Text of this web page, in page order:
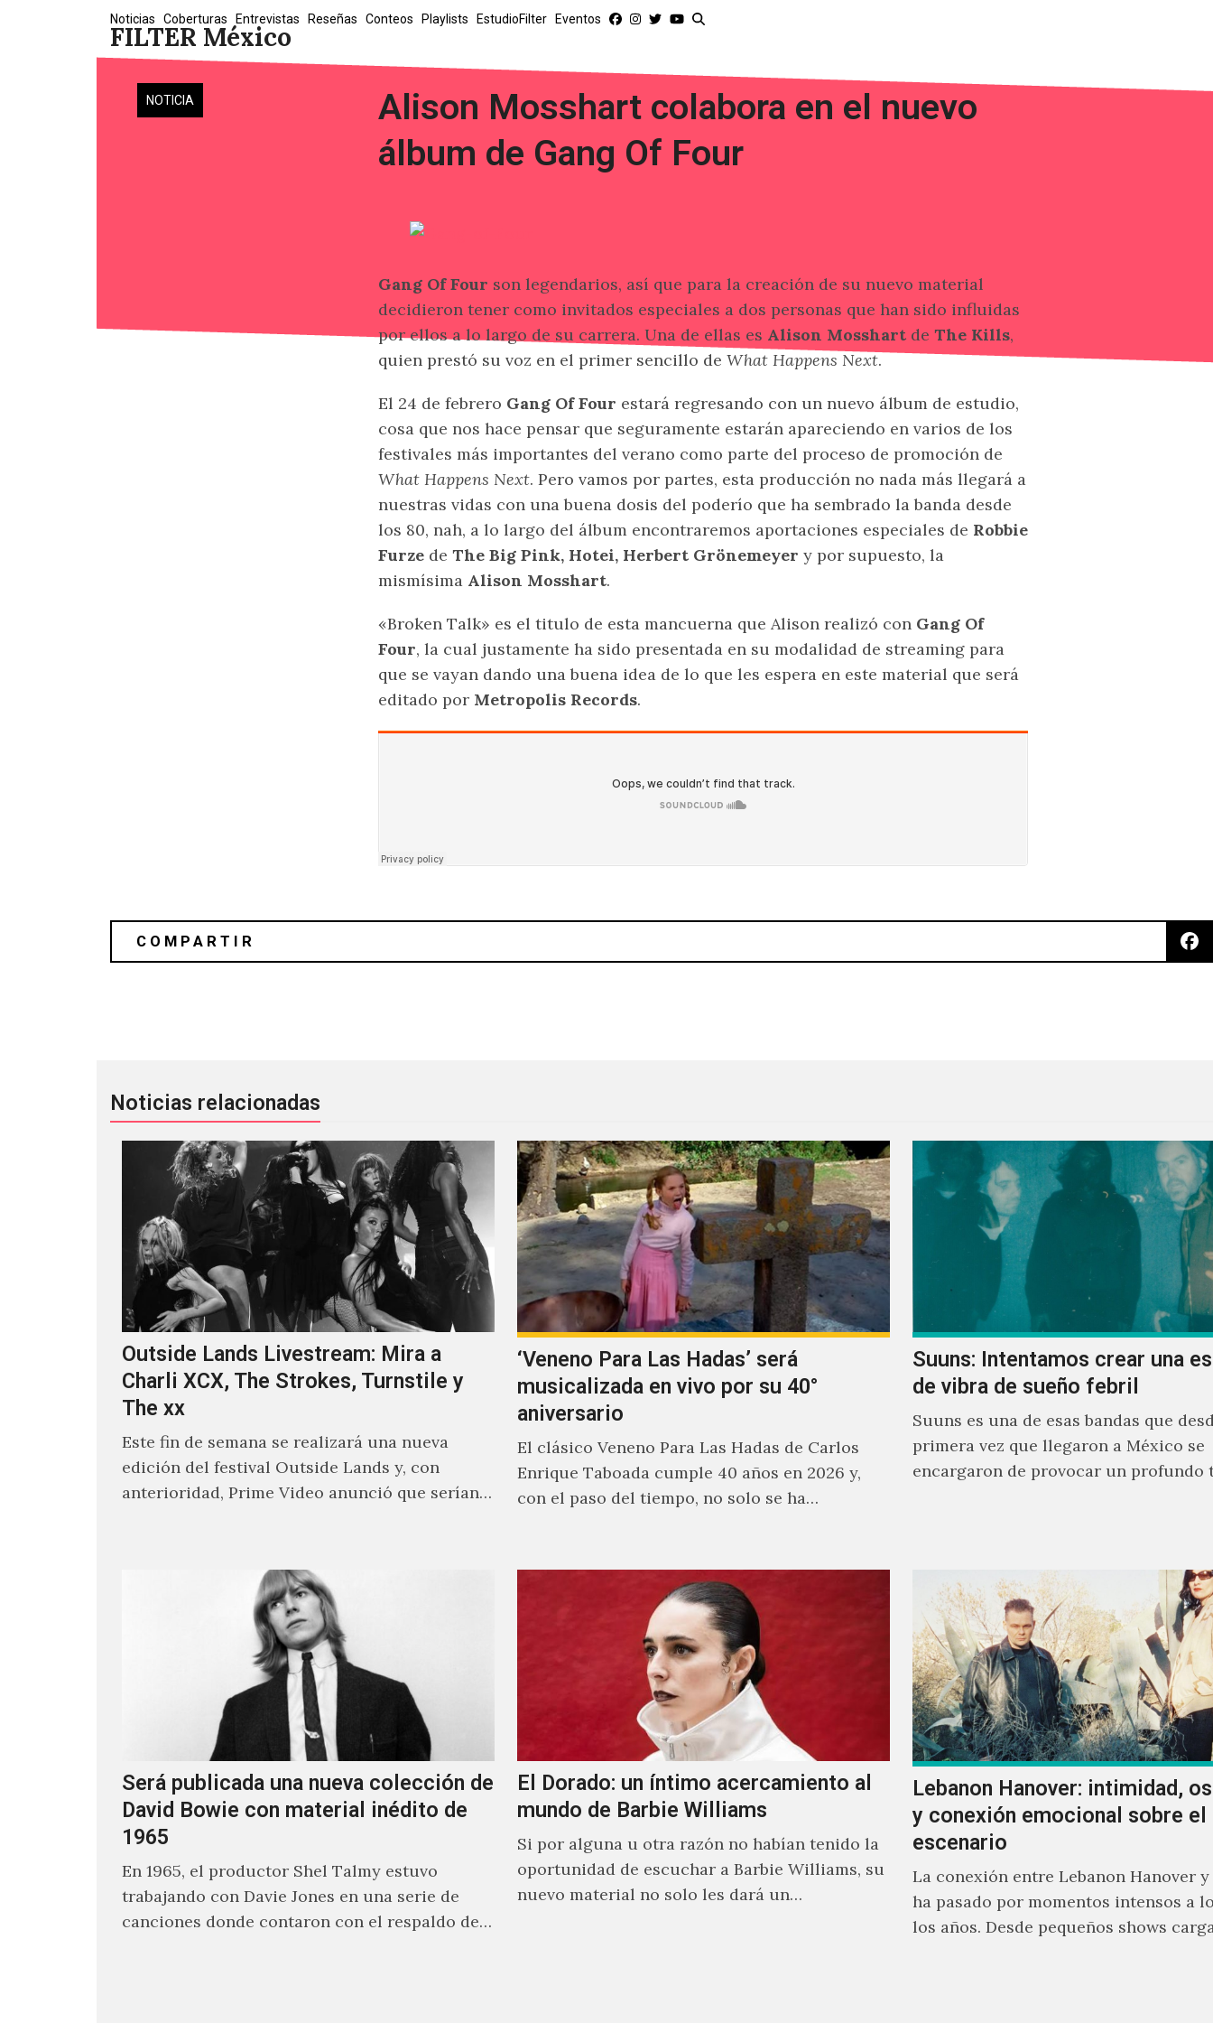
FILTER México
Noticias Coberturas Entrevistas Reseñas Conteos Playlists EstudioFilter Eventos
NOTICIA
Alison Mosshart colabora en el nuevo
álbum de Gang Of Four
Gang Of Four son legendarios, así que para la creación de su nuevo material
decidieron tener como invitados especiales a dos personas que han sido influidas
por ellos a lo largo de su carrera. Una de ellas es Alison Mosshart de The Kills,
quien prestó su voz en el primer sencillo de What Happens Next.
El 24 de febrero Gang Of Four estará regresando con un nuevo álbum de estudio,
cosa que nos hace pensar que seguramente estarán apareciendo en varios de los
festivales más importantes del verano como parte del proceso de promoción de
What Happens Next. Pero vamos por partes, esta producción no nada más llegará a
nuestras vidas con una buena dosis del poderío que ha sembrado la banda desde
los 80, nah, a lo largo del álbum encontraremos aportaciones especiales de Robbie
Furze de The Big Pink, Hotei, Herbert Grönemeyer y por supuesto, la
mismísima Alison Mosshart.
«Broken Talk» es el titulo de esta mancuerna que Alison realizó con Gang Of
Four, la cual justamente ha sido presentada en su modalidad de streaming para
que se vayan dando una buena idea de lo que les espera en este material que será
editado por Metropolis Records.
Noticias relacionadas
Outside Lands Livestream: Mira a
Charli XCX, The Strokes, Turnstile y
The xx
Este fin de semana se realizará una nueva
edición del festival Outside Lands y, con
anterioridad, Prime Video anunció que serían
‘Veneno Para Las Hadas’ será
musicalizada en vivo por su 40°
aniversario
El clásico Veneno Para Las Hadas de Carlos
Enrique Taboada cumple 40 años en 2026 y,
con el paso del tiempo, no solo se ha…
Suuns: Intentamos crear una
de vibra de sueño febril
Suuns es una de esas bandas que
primera vez que llegaron a México se
encargaron de provocar un profundo
Será publicada una nueva colección de
David Bowie con material inédito de
1965
En 1965, el productor Shel Talmy estuvo
trabajando con Davie Jones en una serie de
canciones donde contaron con el respaldo de
El Dorado: un íntimo acercamiento al
mundo de Barbie Williams
Si por alguna u otra razón no habían tenido la
oportunidad de escuchar a Barbie Williams, su
nuevo material no solo les dará un
Lebanon Hanover: intimidad,
y conexión emocional sobre el
escenario
La conexión entre Lebanon Hanover
ha pasado por momentos intensos a
los años. Desde pequeños shows